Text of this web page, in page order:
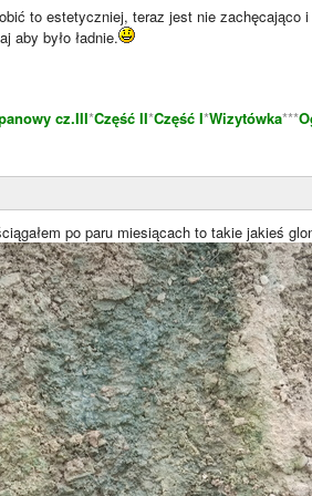
to estetyczniej, teraz jest nie zachęcająco
aby było ładnie.
cz.III*Część II*Część I*Wizytówka***
po paru miesiącach to takie jakieś